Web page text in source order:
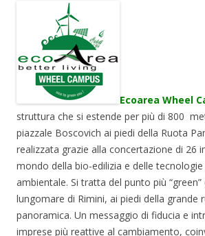
Ecoarea Wheel
struttura che si estende per più di 800
piazzale Boscovich ai piedi della Ruota
realizzata grazie alla concertazione di 26
mondo della bio-edilizia e delle
ambientale. Si tratta del punto più
lungomare di Rimini, ai piedi della grande
panoramica. Un messaggio di fiducia e
imprese più reattive al cambiamento,